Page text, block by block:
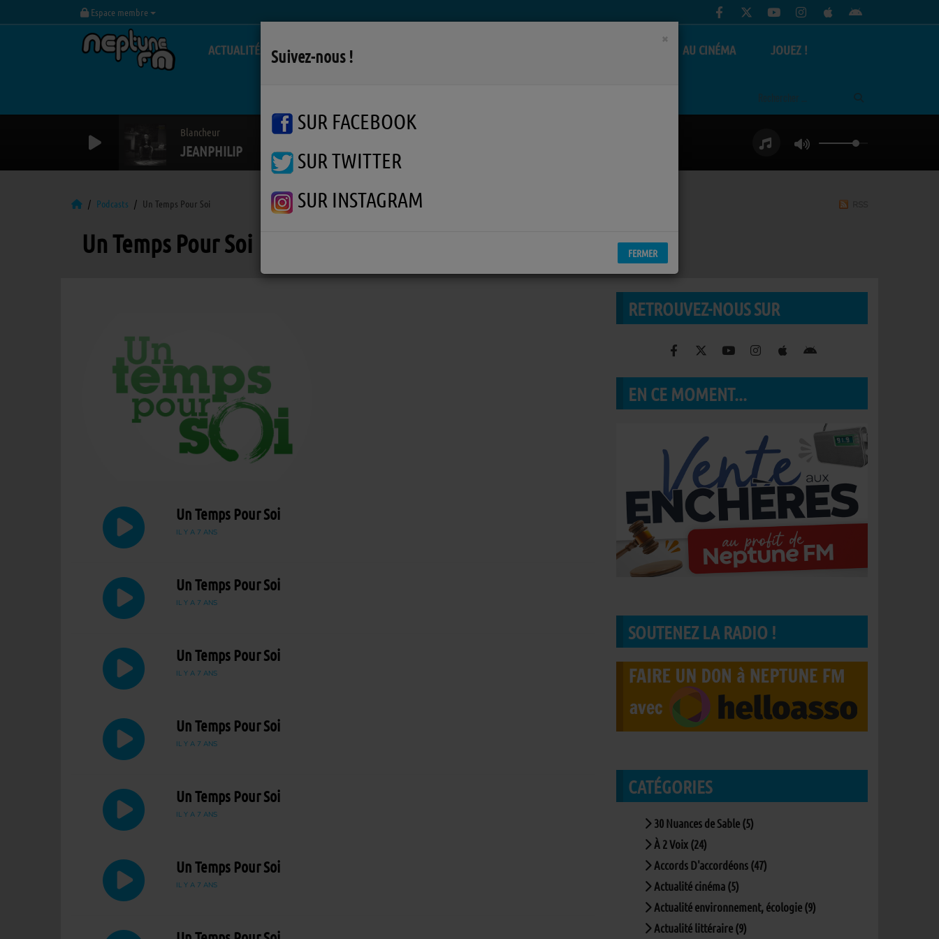
Espace membre
ACTUALITÉS LA RADIO AU CINÉMA JOUEZ !
Blancheur
JEANPHILIP
Podcasts Un Temps Pour Soi
Un Temps Pour Soi
Un Temps Pour Soi
IL Y A 7 ANS
Un Temps Pour Soi
IL Y A 7 ANS
Un Temps Pour Soi
IL Y A 7 ANS
Un Temps Pour Soi
IL Y A 7 ANS
Un Temps Pour Soi
IL Y A 7 ANS
Un Temps Pour Soi
IL Y A 7 ANS
RETROUVEZ-NOUS SUR
EN CE MOMENT...
SOUTENEZ LA RADIO !
CATÉGORIES
30 Nuances de Sable (5)
À 2 Voix (24)
Accords D'accordéons (47)
Actualité cinéma (5)
Actualité environnement, écologie (9)
Actualité littéraire (9)
×
Suivez-nous !
SUR FACEBOOK
SUR TWITTER
SUR INSTAGRAM
FERMER